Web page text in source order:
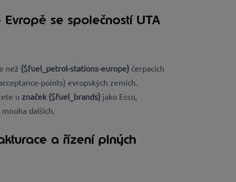
se společností UTA
než {$fuel_petrol-stations-europe} čerpacích
points} evropských zemích.
u značek {$fuel_brands} jako Esso,
dalších.
a řízení plných